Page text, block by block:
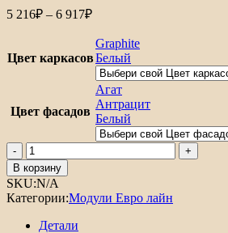
5 216₽ – 6 917₽Диапазон
5
216₽
6
917₽
Цвет каркасов
Graphite
Белый
Цвет фасадов
Агат
Антрацит
Белый
Количество
товара
Шкаф
нижний
с
1-
В корзину
SKU:N/A
Категории:Модули Евро лайн
Детали